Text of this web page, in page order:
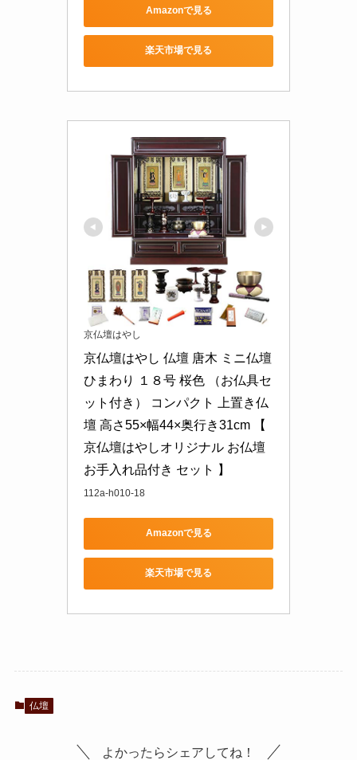
Amazonで見る
楽天市場で見る
京仏壇はやし
京仏壇はやし 仏壇 唐木 ミニ仏壇
ひまわり １８号 桜色 （お仏具セ
ット付き） コンパクト 上置き仏
壇 高さ55×幅44×奥行き31cm 【
京仏壇はやしオリジナル お仏壇
お手入れ品付き セット 】
112a-h010-18
Amazonで見る
楽天市場で見る
仏壇
よかったらシェアしてね！